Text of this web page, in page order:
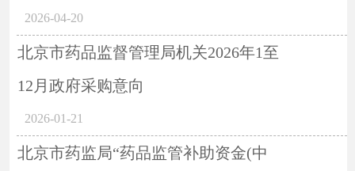
2026-04-20
北京市药品监督管理局机关2026年1至
12月政府采购意向
2026-01-21
北京市药监局“药品监管补助资金(中